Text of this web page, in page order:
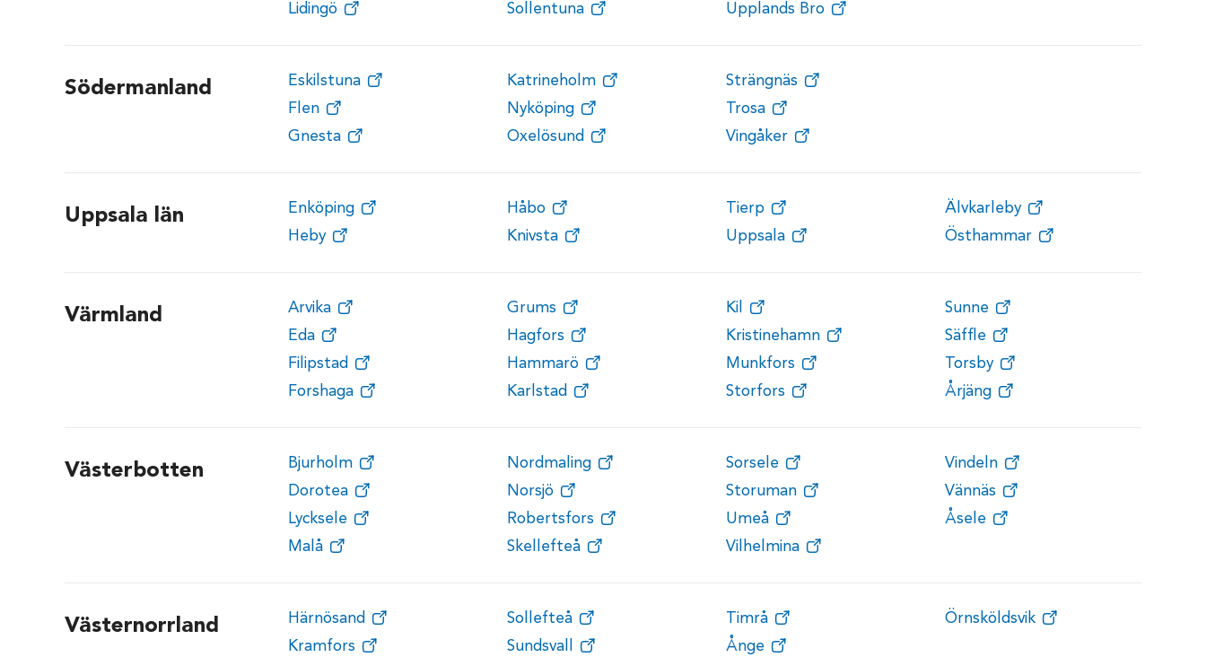
Lidingö
Sollentuna
Upplands Bro
Södermanland
Eskilstuna
Flen
Gnesta
Katrineholm
Nyköping
Oxelösund
Strängnäs
Trosa
Vingåker
Uppsala län
Enköping
Heby
Håbo
Knivsta
Tierp
Uppsala
Älvkarleby
Östhammar
Värmland
Arvika
Eda
Filipstad
Forshaga
Grums
Hagfors
Hammarö
Karlstad
Kil
Kristinehamn
Munkfors
Storfors
Sunne
Säffle
Torsby
Årjäng
Västerbotten
Bjurholm
Dorotea
Lycksele
Malå
Nordmaling
Norsjö
Robertsfors
Skellefteå
Sorsele
Storuman
Umeå
Vilhelmina
Vindeln
Vännäs
Åsele
Västernorrland
Härnösand
Kramfors
Sollefteå
Sundsvall
Timrå
Ånge
Örnsköldsvik